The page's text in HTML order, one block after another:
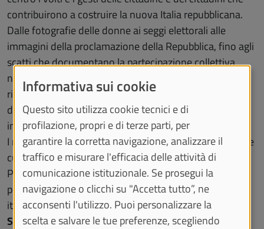
contribuirono a costruire la nuova Italia repubblicana.
Dalle fotografie delle donne ai seggi elettorali alle
immagini della proclamazione della Repubblica, fino agli
scatti che documentano la partecipazione collettiva
nelle città e nelle piazze, la mostra invita il pubblico a
rileggere il referendum del 1946 non come un evento
distante, ma come un momento ancora capace di
interrogare il presente.
I materiali esposti provengono da importanti archivi che
custodiscono la memoria politica e sociale del nostro
Paese come l’Archivio dell’agenzia Publifototra le
principali e più autorevoli agenzie di fotogiornalismo
italiane, custodito presso l’Archivio Storico di Intesa
Sanpaolo, che conserva alcune delle immagini più
Informativa sui cookie
Questo sito utilizza cookie tecnici e di
profilazione, propri e di terze parti, per
garantire la corretta navigazione, analizzare il
traffico e misurare l'efficacia delle attività di
comunicazione istituzionale. Se prosegui la
navigazione o clicchi su "Accetta tutto”, ne
acconsenti l'utilizzo. Puoi personalizzare la
scelta e salvare le tue preferenze, scegliendo